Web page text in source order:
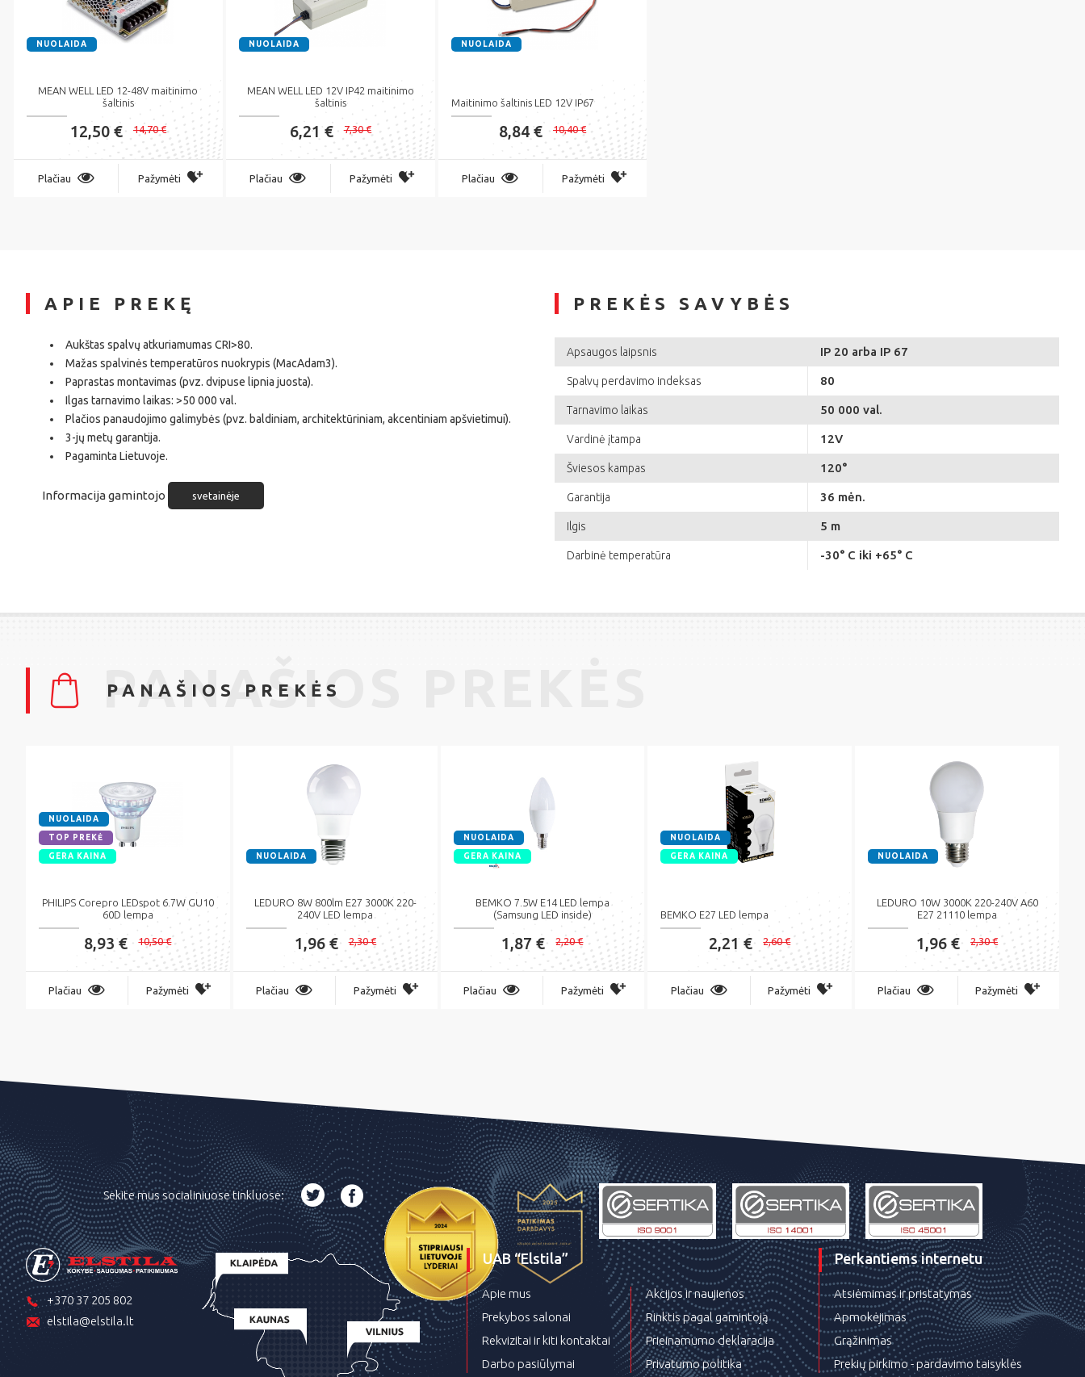
NUOLAIDA
MEAN WELL LED 12-48V maitinimo
šaltinis
12,50 € 14,70 €
Plačiau Pažymėti
NUOLAIDA
MEAN WELL LED 12V IP42 maitinimo
šaltinis
6,21 € 7,30 €
Plačiau Pažymėti
NUOLAIDA
Maitinimo šaltinis LED 12V IP67
8,84 € 10,40 €
Plačiau Pažymėti
APIE PREKĘ
Aukštas spalvų atkuriamumas CRI>80.
Mažas spalvinės temperatūros nuokrypis (MacAdam3).
Paprastas montavimas (pvz. dvipuse lipnia juosta).
Ilgas tarnavimo laikas: >50 000 val.
Plačios panaudojimo galimybės (pvz. baldiniam, architektūriniam, akcentiniam apšvietimui).
3-jų metų garantija.
Pagaminta Lietuvoje.
Informacija gamintojo svetainėje
PREKĖS SAVYBĖS
Apsaugos laipsnis IP 20 arba IP 67
Spalvų perdavimo indeksas 80
Tarnavimo laikas 50 000 val.
Vardinė įtampa 12V
Šviesos kampas 120°
Garantija 36 mėn.
Ilgis 5 m
Darbinė temperatūra -30° C iki +65° C
PANAŠIOS PREKĖS
PANAŠIOS PREKĖS
NUOLAIDA
TOP PREKĖ
GERA KAINA
PHILIPS Corepro LEDspot 6.7W GU10
60D lempa
8,93 € 10,50 €
Plačiau Pažymėti
NUOLAIDA
LEDURO 8W 800lm E27 3000K 220-
240V LED lempa
1,96 € 2,30 €
Plačiau Pažymėti
NUOLAIDA
GERA KAINA
BEMKO 7.5W E14 LED lempa
(Samsung LED inside)
1,87 € 2,20 €
Plačiau Pažymėti
NUOLAIDA
GERA KAINA
BEMKO E27 LED lempa
2,21 € 2,60 €
Plačiau Pažymėti
NUOLAIDA
LEDURO 10W 3000K 220-240V A60
E27 21110 lempa
1,96 € 2,30 €
Plačiau Pažymėti
Sekite mus socialiniuose tinkluose:
+370 37 205 802
elstila@elstila.lt
UAB “Elstila”
Apie mus
Prekybos salonai
Rekvizitai ir kiti kontaktai
Darbo pasiūlymai
Akcijos ir naujienos
Rinktis pagal gamintoją
Prieinamumo deklaracija
Privatumo politika
Perkantiems internetu
Atsiėmimas ir pristatymas
Apmokėjimas
Grąžinimas
Prekių pirkimo - pardavimo taisyklės